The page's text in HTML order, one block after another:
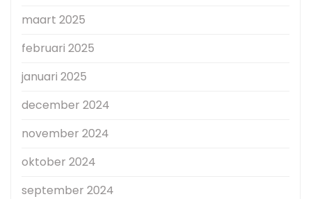
maart 2025
februari 2025
januari 2025
december 2024
november 2024
oktober 2024
september 2024